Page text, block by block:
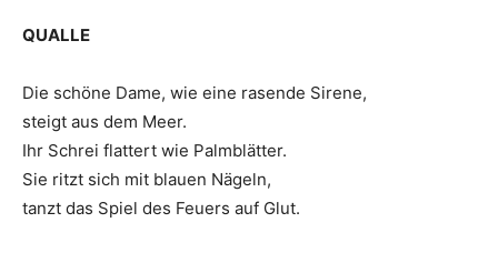
QUALLE
Die schöne Dame, wie eine rasende Sirene,
steigt aus dem Meer.
Ihr Schrei flattert wie Palmblätter.
Sie ritzt sich mit blauen Nägeln,
tanzt das Spiel des Feuers auf Glut.